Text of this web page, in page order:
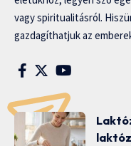
vagy spiritualitásról.
gazdagíthatjuk az